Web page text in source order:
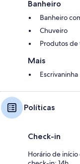
Banheiro
Banheiro
Chuveiro
Produtos
Mais
Escrivaninha
Políticas
Check-in
Horário de